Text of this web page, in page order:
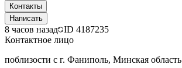
Контакты
Написать
8 часов назад ID 4187235
Контактное лицо
поблизости с г. Фаниполь, Минская область